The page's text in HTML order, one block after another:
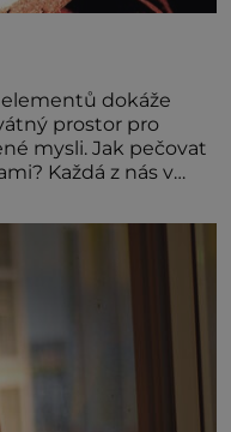
dokáže
prostor pro
mysli. Jak pečovat
Každá z nás v
pokožky. Ohnivá
Berana, Lva a
a neutuchající elán.